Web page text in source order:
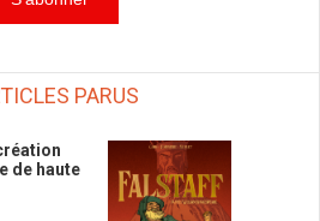
PARUS
de haute